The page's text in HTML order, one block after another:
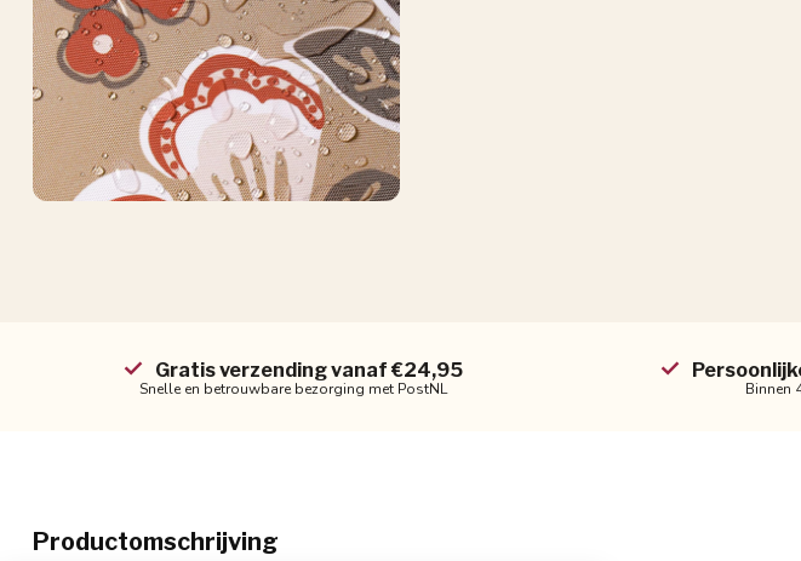
Gratis verzending vanaf €24,95
Snelle en betrouwbare bezorging met PostNL Binnen
Productomschrijving